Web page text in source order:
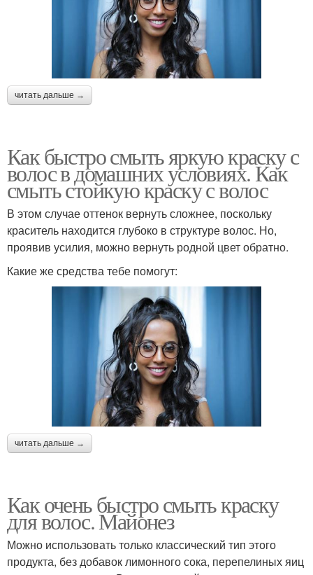
читать дальше →
Как быстро смыть яркую краску с
волос в домашних условиях. Как
смыть стойкую краску с волос
В этом случае оттенок вернуть сложнее, поскольку
краситель находится глубоко в структуре волос. Но,
проявив усилия, можно вернуть родной цвет обратно.
Какие же средства тебе помогут:
читать дальше →
Как очень быстро смыть краску
для волос. Майонез
Можно использовать только классический тип этого
продукта, без добавок лимонного сока, перепелиных яиц